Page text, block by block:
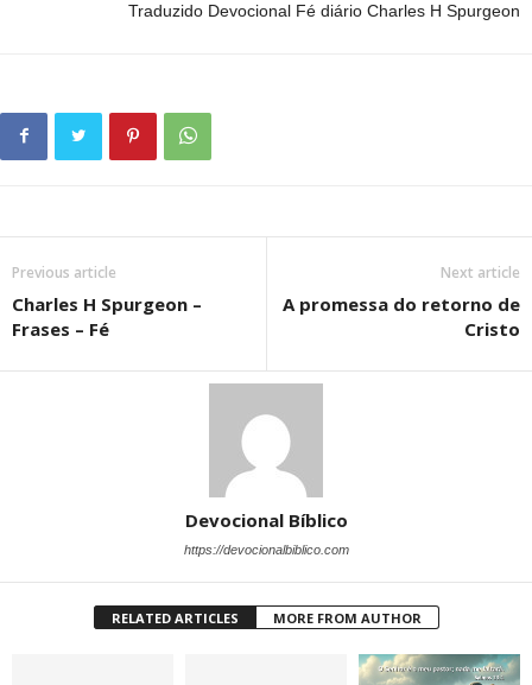
Traduzido Devocional Fé diário Charles H Spurgeon
Previous article
Charles H Spurgeon –
Frases – Fé
Next article
A promessa do retorno de
Cristo
Devocional Bíblico
https://devocionalbiblico.com
RELATED ARTICLES MORE FROM AUTHOR